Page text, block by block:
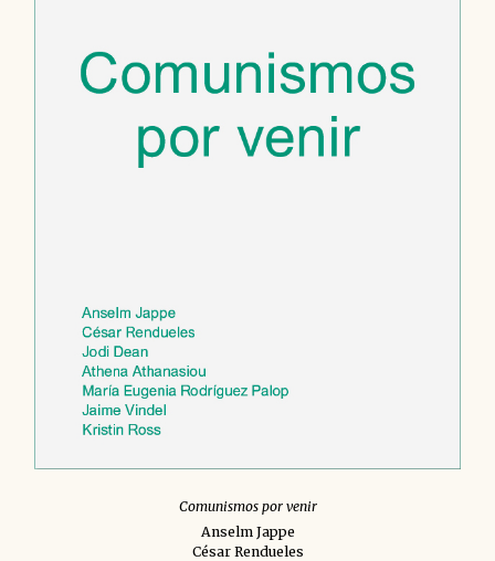
Comunismos por venir
Anselm Jappe
César Rendueles